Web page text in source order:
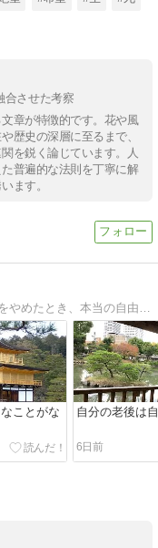
合させた考察
章が特徴的です。花や風
歴史の深層に至るまで、
を鋭く論じています。人
普遍的な法則を丁寧に解
ます。
苦しみをコントロールしようとするのをやめたとき、本当の自由が始まります。私の波乱の軌跡とノンデュアリティーの視点を交え、このブログが、あなたにとって、世の中の不条理を乗り越え、少しでも気楽に生きるためのヒントとなれば幸いです。
ことがな
自分の老後は
6日前